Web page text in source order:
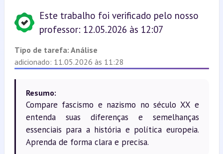
Este trabalho foi verificado pelo nosso
professor: 12.05.2026 às 12:07
Tipo de tarefa: Análise
adicionado: 11.05.2026 às 11:28
Resumo:
Compare fascismo e nazismo no século XX e
entenda suas diferenças e semelhanças
essenciais para a história e política europeia.
Aprenda de forma clara e precisa.